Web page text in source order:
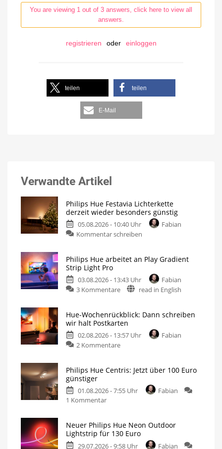
You are viewing 1 out of 3 answers, click here to view all
answers.
registrieren oder einloggen
teilen teilen
E-Mail
Verwandte Artikel
Philips Hue Festavia Lichterkette
derzeit wieder besonders günstig
05.08.2026 - 10:40 Uhr
Fabian
Kommentar schreiben
Philips Hue arbeitet an Play Gradient
Strip Light Pro
03.08.2026 - 13:43 Uhr
Fabian
3 Kommentare
read in English
Hue-Wochenrückblick: Dann schreiben
wir halt Postkarten
02.08.2026 - 13:57 Uhr
Fabian
2 Kommentare
Philips Hue Centris: Jetzt über 100 Euro
günstiger
01.08.2026 - 7:55 Uhr
Fabian
1 Kommentar
Neuer Philips Hue Neon Outdoor
Lightstrip für 130 Euro
29.07.2026 - 9:58 Uhr Fabian